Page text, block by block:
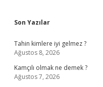
Sidebar
Son Yazılar
Tahin kimlere iyi gelmez ?
Ağustos 8, 2026
Kamçılı olmak ne demek ?
Ağustos 7, 2026